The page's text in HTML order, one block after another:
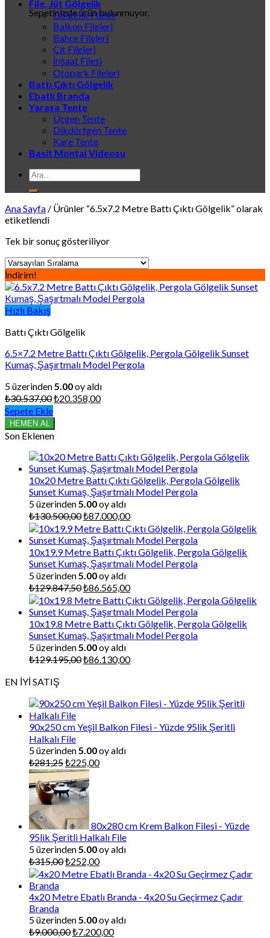
Sepetinizde ürün bulunmuyor.
File, Jüt Gölgelik
Gölgelik Fileler
Balkon Fileleri
Bahçe Fileleri
Çit Fileleri
İnşaat Filesi
Otopark Fileleri
Battı Çıktı Gölgelik
Ebatlı Branda
Yarasa Tente
Üçgen Tente
Dikdörtgen Tente
Kare Tente
Basit Montaj Videosu
Ara:
Ana Sayfa / Ürünler “6.5x7.2 Metre Battı Çıktı Gölgelik” olarak
etiketlendi
Tek bir sonuç gösteriliyor
İndirim!
Hızlı Bakış
Battı Çıktı Gölgelik
6.5×7.2 Metre Battı Çıktı Gölgelik, Pergola Gölgelik Sunset
Kumaş, Şaşırtmalı Model Pergola
5 üzerinden5.00oy aldı
₺30.537,00Orijinal
₺30.537,00.
₺20.358,00Şu
Sepete Ekle
HEMEN AL
Son Eklenen
10x20 Metre Battı Çıktı Gölgelik, Pergola Gölgelik
Sunset Kumaş, Şaşırtmalı Model Pergola
5 üzerinden5.00oy aldı
₺130.500,00Orijinal
fiyat:
₺130.500,00.
₺87.000,00Şu
andaki
fiyat:
₺87.000,00.
10x19.9 Metre Battı Çıktı Gölgelik, Pergola Gölgelik
Sunset Kumaş, Şaşırtmalı Model Pergola
5 üzerinden5.00oy aldı
₺129.847,50Orijinal
fiyat:
₺129.847,50.
₺86.565,00Şu
andaki
fiyat:
₺86.565,00.
10x19.8 Metre Battı Çıktı Gölgelik, Pergola Gölgelik
Sunset Kumaş, Şaşırtmalı Model Pergola
5 üzerinden5.00oy aldı
₺129.195,00Orijinal
₺86.130,00Şu
EN İYİ SATIŞ
90x250 cm Yeşil Balkon Filesi - Yüzde 95lik Şeritli
Halkalı File
5 üzerinden5.00oy aldı
₺281,25Orijinal
fiyat:
₺281,25.
₺225,00Şu
80x280 cm Krem Balkon Filesi - Yüzde
95lik Şeritli Halkalı File
5 üzerinden5.00oy aldı
₺315,00Orijinal
fiyat:
₺252,00Şu
andaki
₺252,00.
4x20 Metre Ebatlı Branda - 4x20 Su Geçirmez Çadır
Branda
5 üzerinden5.00oy aldı
₺9.000,00Orijinal
₺7.200,00Şu